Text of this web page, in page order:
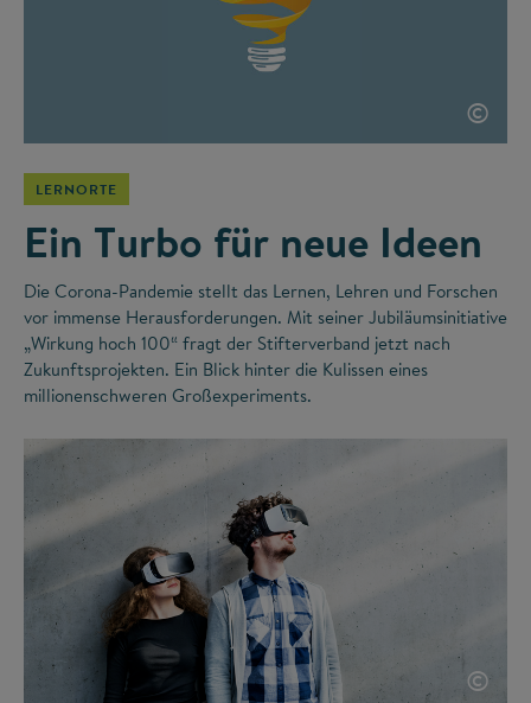
©
LERNORTE
Ein Turbo für neue Ideen
Die Corona-Pandemie stellt das Lernen, Lehren und Forschen
vor immense Herausforderungen. Mit seiner Jubiläumsinitiative
„Wirkung hoch 100“ fragt der Stifterverband jetzt nach
Zukunftsprojekten. Ein Blick hinter die Kulissen eines
millionenschweren Großexperiments.
©